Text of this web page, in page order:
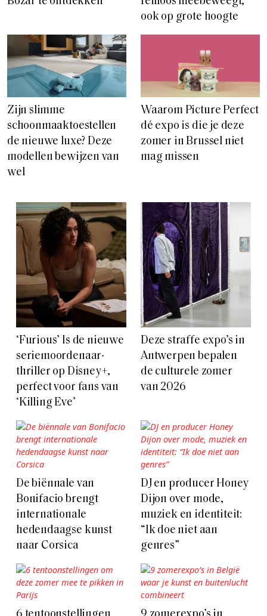
ook op grote hoogte
Zijn slimme
schoonmaaktoestellen
de nieuwe luxe? Deze
modellen bewijzen van
wel
Waarom Picture Perfect
dé expo is die je deze
zomer in Brussel niet
mag missen
‘Furious’ Is de nieuwe
seriemoordenaar-
thriller op Disney+,
perfect voor fans van
‘Killing Eve’
Deze straffe expo’s in
Antwerpen bepalen
de culturele zomer
van 2026
De biënnale van
Bonifacio brengt
internationale
hedendaagse kunst
naar Corsica
DJ en producer Honey
Dijon over mode,
muziek en identiteit:
“Ik doe niet aan
genres”